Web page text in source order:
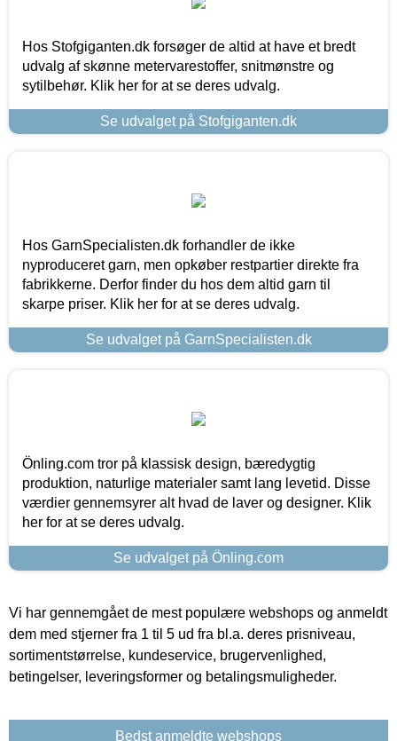
Hos Stofgiganten.dk forsøger de altid at have et bredt
udvalg af skønne metervarestoffer, snitmønstre og
sytilbehør. Klik her for at se deres udvalg.
Se udvalget på Stofgiganten.dk
Hos GarnSpecialisten.dk forhandler de ikke
nyproduceret garn, men opkøber restpartier direkte fra
fabrikkerne. Derfor finder du hos dem altid garn til
skarpe priser. Klik her for at se deres udvalg.
Se udvalget på GarnSpecialisten.dk
Önling.com tror på klassisk design, bæredygtig
produktion, naturlige materialer samt lang levetid. Disse
værdier gennemsyrer alt hvad de laver og designer. Klik
her for at se deres udvalg.
Se udvalget på Önling.com
Vi har gennemgået de mest populære webshops og anmeldt
dem med stjerner fra 1 til 5 ud fra bl.a. deres prisniveau,
sortimentstørrelse, kundeservice, brugervenlighed,
betingelser, leveringsformer og betalingsmuligheder.
Bedst anmeldte webshops